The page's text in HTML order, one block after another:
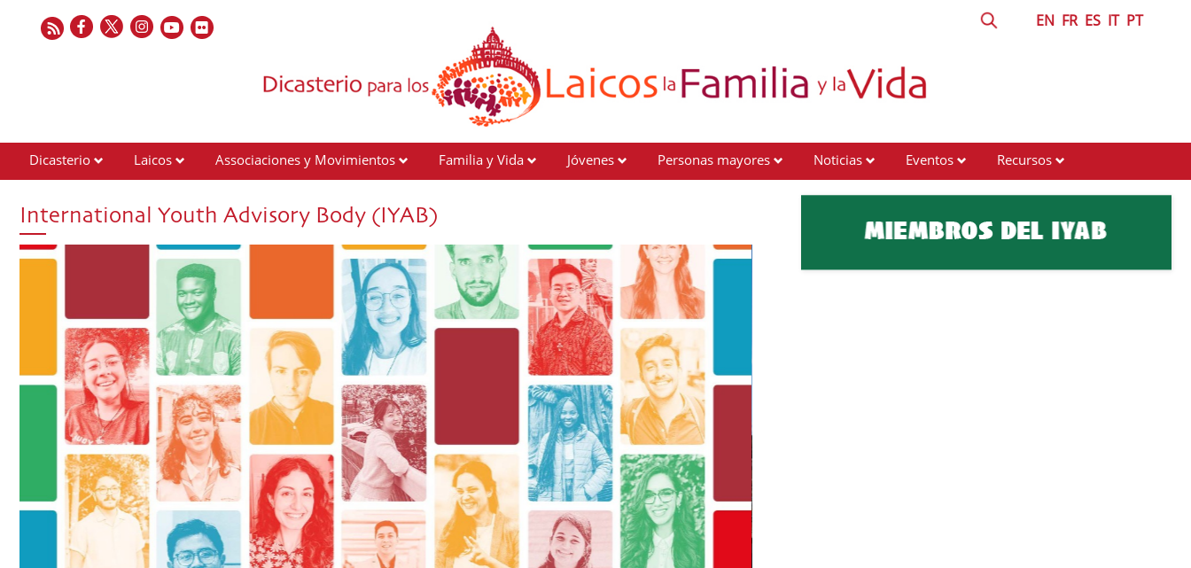
EN FR ES IT PT
Dicasterio Laicos Associaciones y Movimientos Familia y Vida Jóvenes Personas mayores Noticias Eventos
Recursos
International Youth Advisory Body (IYAB)